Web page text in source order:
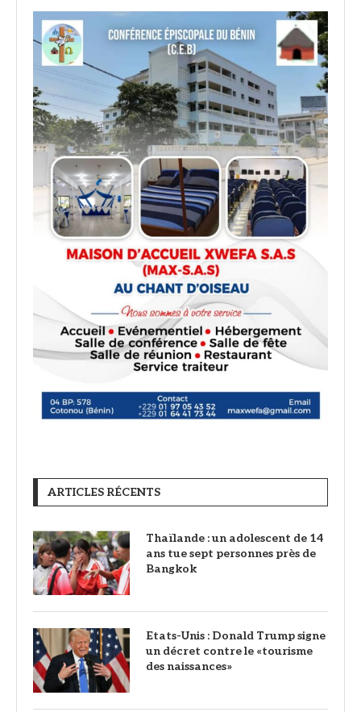
ARTICLES RÉCENTS
Thaïlande : un adolescent de 14
ans tue sept personnes près de
Bangkok
Etats-Unis : Donald Trump signe
un décret contre le «tourisme
des naissances»